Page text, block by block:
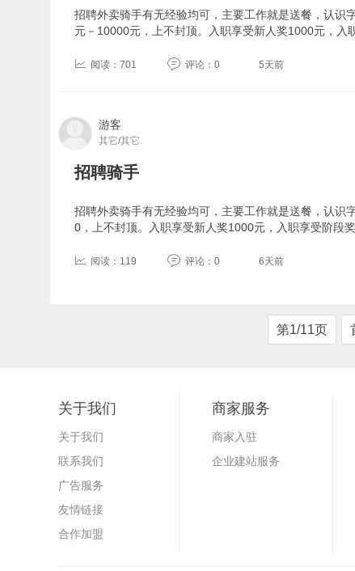
招聘外卖骑手有无经验均可，主要工作就是送餐，认
元－10000元，上不封顶。入职享受新人奖1000元，入
阅读：701 评论：0 5天前
游客
其它/其它
招聘骑手
招聘外卖骑手有无经验均可，主要工作就是送餐，认
0，上不封顶。入职享受新人奖1000元，入职享受阶段
阅读：119 评论：0 6天前
第1/11页
关于我们
关于我们
联系我们
广告服务
友情链接
合作加盟
商家服务
商家入驻
企业建站服务